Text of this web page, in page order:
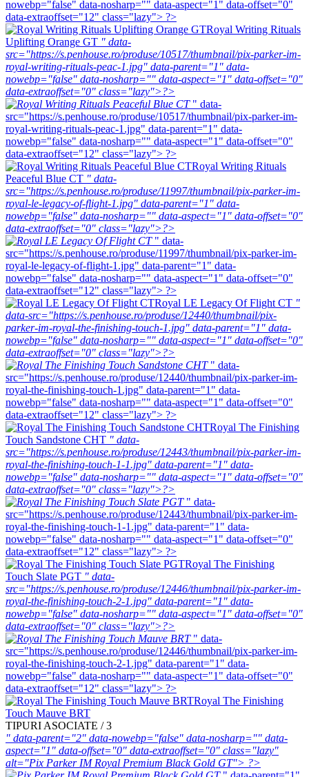
nowebp="false" data-nosharp="" data-aspect="1" data-offset="0"
data-extraoffset="12" class="lazy"> ?>
Royal Writing Rituals
Uplifting Orange GT " data-
src="https://s.penhouse.ro/produse/10517/thumbnail/pix-parker-im-
royal-writing-rituals-peac-1.jpg" data-parent="1" data-
nowebp="false" data-nosharp="" data-aspect="1" data-offset="0"
data-extraoffset="0" class="lazy">?>
" data-
src="https://s.penhouse.ro/produse/10517/thumbnail/pix-parker-im-
royal-writing-rituals-peac-1.jpg" data-parent="1" data-
nowebp="false" data-nosharp="" data-aspect="1" data-offset="0"
data-extraoffset="12" class="lazy"> ?>
Royal Writing Rituals
Peaceful Blue CT " data-
src="https://s.penhouse.ro/produse/11997/thumbnail/pix-parker-im-
royal-le-legacy-of-flight-1.jpg" data-parent="1" data-
nowebp="false" data-nosharp="" data-aspect="1" data-offset="0"
data-extraoffset="0" class="lazy">?>
" data-
src="https://s.penhouse.ro/produse/11997/thumbnail/pix-parker-im-
royal-le-legacy-of-flight-1.jpg" data-parent="1" data-
nowebp="false" data-nosharp="" data-aspect="1" data-offset="0"
data-extraoffset="12" class="lazy"> ?>
Royal LE Legacy Of Flight CT "
data-src="https://s.penhouse.ro/produse/12440/thumbnail/pix-
parker-im-royal-the-finishing-touch-1.jpg" data-parent="1" data-
nowebp="false" data-nosharp="" data-aspect="1" data-offset="0"
data-extraoffset="0" class="lazy">?>
" data-
src="https://s.penhouse.ro/produse/12440/thumbnail/pix-parker-im-
royal-the-finishing-touch-1.jpg" data-parent="1" data-
nowebp="false" data-nosharp="" data-aspect="1" data-offset="0"
data-extraoffset="12" class="lazy"> ?>
Royal The Finishing
Touch Sandstone CHT " data-
src="https://s.penhouse.ro/produse/12443/thumbnail/pix-parker-im-
royal-the-finishing-touch-1-1.jpg" data-parent="1" data-
nowebp="false" data-nosharp="" data-aspect="1" data-offset="0"
data-extraoffset="0" class="lazy">?>
" data-
src="https://s.penhouse.ro/produse/12443/thumbnail/pix-parker-im-
royal-the-finishing-touch-1-1.jpg" data-parent="1" data-
nowebp="false" data-nosharp="" data-aspect="1" data-offset="0"
data-extraoffset="12" class="lazy"> ?>
Royal The Finishing
Touch Slate PGT " data-
src="https://s.penhouse.ro/produse/12446/thumbnail/pix-parker-im-
royal-the-finishing-touch-2-1.jpg" data-parent="1" data-
nowebp="false" data-nosharp="" data-aspect="1" data-offset="0"
data-extraoffset="0" class="lazy">?>
" data-
src="https://s.penhouse.ro/produse/12446/thumbnail/pix-parker-im-
royal-the-finishing-touch-2-1.jpg" data-parent="1" data-
nowebp="false" data-nosharp="" data-aspect="1" data-offset="0"
data-extraoffset="12" class="lazy"> ?>
Royal The Finishing
Touch Mauve BRT
TIPURI ASOCIATE / 3
" data-parent="2" data-nowebp="false" data-nosharp="" data-
aspect="1" data-offset="0" data-extraoffset="0" class="lazy"
alt="Pix Parker IM Royal Premium Black Gold GT"> ?>